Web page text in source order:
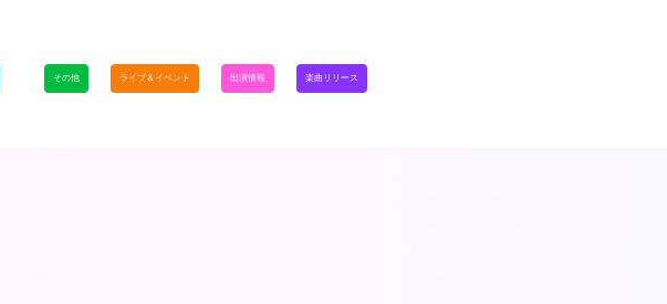
その他 ライブ＆イベント 出演情報 楽曲リリース